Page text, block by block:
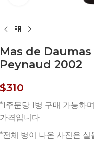
Mas de
Peynaud 2002
$310